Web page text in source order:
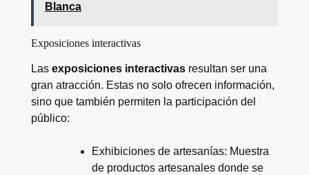
Blanca
Exposiciones interactivas
Las exposiciones interactivasresultan ser una
gran atracción. Estas no solo ofrecen información,
sino que también permiten la participación del
público:
Exhibiciones de artesanías: Muestra
de productos artesanales donde se